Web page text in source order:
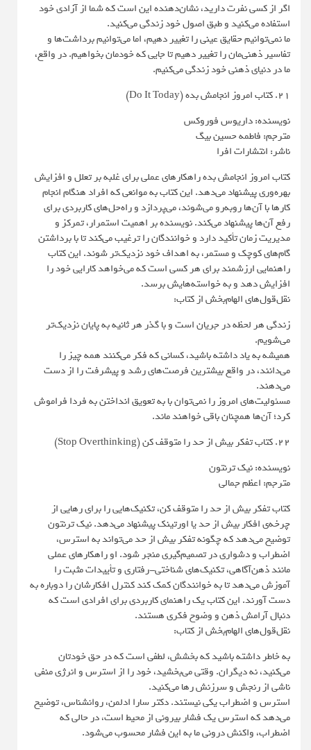
اگر از کسی نفرت دارید، نشان‌دهنده این است که شما از آزادی خود
استفاده می‌کنید و طبق اصول خود زندگی می‌کنید.
ما نمی‌توانیم حقایق عینی را تغییر دهیم، اما می‌توانیم برداشت‌ها و
تفاسیر ذهنی‌مان را تغییر دهیم تا جایی که خودمان بخواهیم. در واقع،
ما در دنیای ذهنی خود زندگی می‌کنیم.
21. کتاب امروز انجامش بده (Do It Today)
نویسنده: داریوس فوروکس
مترجم: فاطمه حسین بیگ
ناشر: انتشارات افرا
کتاب امروز انجامش بده راهکارهای عملی برای غلبه بر تعلل و افزایش
بهره‌وری پیشنهاد می‌دهد. این کتاب به موانعی که افراد هنگام انجام
کارها با آن‌ها روبه‌رو می‌شوند، می‌پردازد و راه‌حل‌های کاربردی برای
رفع آن‌ها پیشنهاد می‌کند. نویسنده بر اهمیت استمرار، تمرکز و
مدیریت زمان تأکید دارد و خوانندگان را ترغیب می‌کند تا با برداشتن
گام‌های کوچک و مستمر، به اهداف خود نزدیک‌تر شوند. این کتاب
راهنمایی ارزشمند برای هر کسی است که می‌خواهد کارایی خود را
افزایش دهد و به خواسته‌هایش برسد.
نقل‌قول‌های الهام‌بخش از کتاب:
زندگی هر لحظه در جریان است و با گذر هر ثانیه به پایان نزدیک‌تر
می‌شویم.
همیشه به یاد داشته باشید، کسانی که فکر می‌کنند همه چیز را
می‌دانند، در واقع بیشترین فرصت‌های رشد و پیشرفت را از دست
می‌دهند.
مسئولیت‌های امروز را نمی‌توان با به تعویق انداختن به فردا فراموش
کرد؛ آن‌ها همچنان باقی خواهند ماند.
22. کتاب تفکر بیش از حد را متوقف کن (Stop Overthinking)
نویسنده: نیک ترنتون
مترجم: اعظم جمالی
کتاب تفکر بیش از حد را متوقف کن، تکنیک‌هایی را برای رهایی از
چرخه‌ی افکار بیش از حد یا اورتینک پیشنهاد می‌دهد. نیک ترنتون
توضیح می‌دهد که چگونه تفکر بیش از حد می‌تواند به استرس،
اضطراب و دشواری در تصمیم‌گیری منجر شود. او راهکارهای عملی
مانند ذهن‌آگاهی، تکنیک‌های شناختی-رفتاری و تأییدات مثبت را
آموزش می‌دهد تا به خوانندگان کمک کند کنترل افکارشان را دوباره به
دست آورند. این کتاب یک راهنمای کاربردی برای افرادی است که
دنبال آرامش ذهن و وضوح فکری هستند.
نقل‌قول‌های الهام‌بخش از کتاب:
به خاطر داشته باشید که بخشش، لطفی است که در حق خودتان
می‌کنید، نه دیگران. وقتی می‌بخشید، خود را از استرس و انرژی منفی
ناشی از رنجش و سرزنش رها می‌کنید.
استرس و اضطراب یکی نیستند. دکتر سارا ادلمن، روانشناس، توضیح
می‌دهد که استرس یک فشار بیرونی از محیط است، در حالی که
اضطراب، واکنش درونی ما به این فشار محسوب می‌شود.